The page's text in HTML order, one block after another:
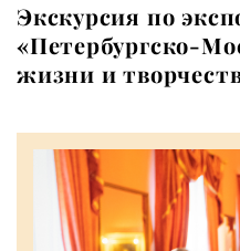
Экскурсия по
«Петербургско-
жизни и